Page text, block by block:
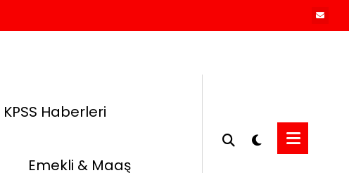
KPSS Haberleri
Emekli & Maaş